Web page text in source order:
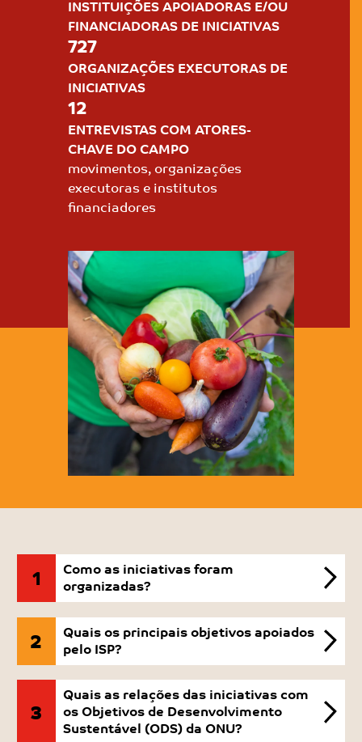
INSTITUIÇÕES APOIADORAS E/OU
FINANCIADORAS DE INICIATIVAS
727
ORGANIZAÇÕES EXECUTORAS DE
INICIATIVAS
12
ENTREVISTAS COM ATORES-
CHAVE DO CAMPO
movimentos, organizações
executoras e institutos
financiadores
1
Como as iniciativas foram
organizadas?
176 Projetos
Os projetos são iniciativas mais
específicas e normalmente de menor
porte. As iniciativas visaram o
aumento da segurança nutricional
(83) e a produção de alimentos (68).
2
Quais os principais objetivos apoiados
pelo ISP?
Iniciativas que tiveram como objetivo fazer com
que o alimento chegasse diretamente às
3
Quais as relações das iniciativas com
os Objetivos de Desenvolvimento
Sustentável (ODS) da ONU?